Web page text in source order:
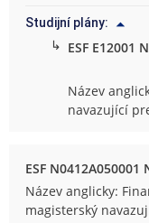
Studijní plány:
↳ ESF E12001
Název
navazující
ESF N0412A050001
Název anglicky:
magisterský